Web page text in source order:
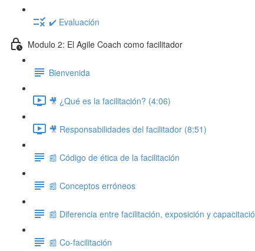
✔️ Evaluación
Modulo 2: El Agile Coach como facilitador
Bienvenida
🎥 ¿Qué es la facilitación? (4:06)
🎥 Responsabilidades del facilitador (8:51)
📰 Código de ética de la facilitación
📰 Conceptos erróneos
📰 Diferencia entre facilitación, exposición y
📰 Co-facilitación